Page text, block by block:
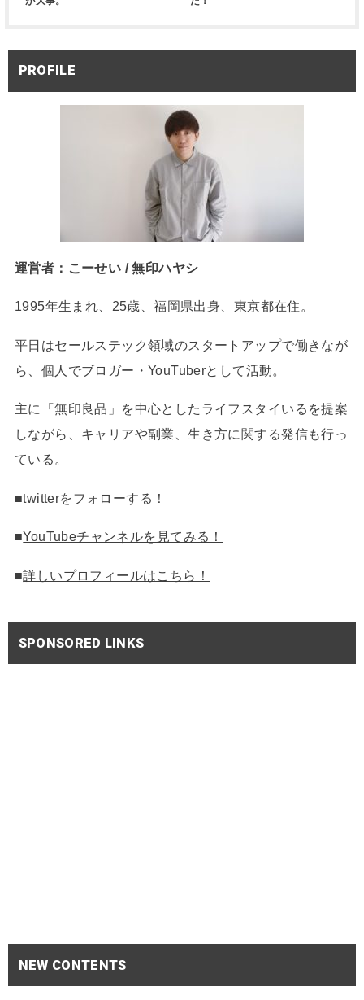
PROFILE
運営者：こーせい / 無印ハヤシ
1995年生まれ、25歳、福岡県出身、東京都在住。
平日はセールステック領域のスタートアップで働きなが
ら、個人でブロガー・YouTuberとして活動。
主に「無印良品」を中心としたライフスタイいるを提案
しながら、キャリアや副業、生き方に関する発信も行っ
ている。
■twitterをフォローする！
■YouTubeチャンネルを見てみる！
■詳しいプロフィールはこちら！
SPONSORED LINKS
NEW CONTENTS